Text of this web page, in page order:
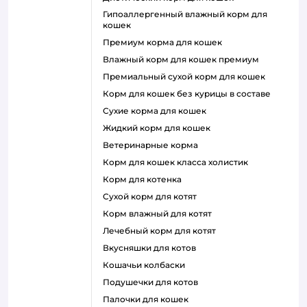
гипоаллергенный влажный корм для
кошек
премиум корма для кошек
влажный корм для кошек премиум
премиальный сухой корм для кошек
корм для кошек без курицы в составе
сухие корма для кошек
жидкий корм для кошек
ветеринарные корма
корм для кошек класса холистик
корм для котенка
сухой корм для котят
корм влажный для котят
лечебный корм для котят
вкусняшки для котов
кошачьи колбаски
подушечки для котов
палочки для кошек